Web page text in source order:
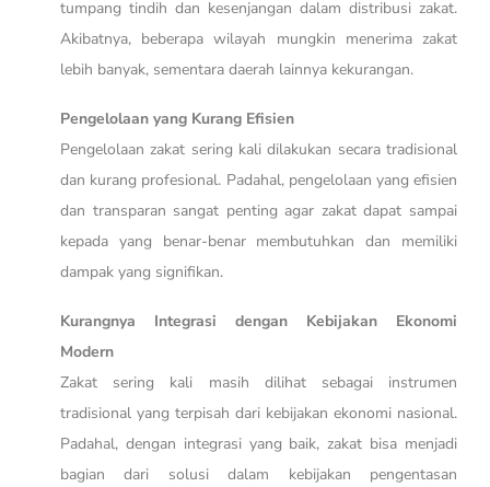
tumpang tindih dan kesenjangan dalam distribusi zakat.
Akibatnya, beberapa wilayah mungkin menerima zakat
lebih banyak, sementara daerah lainnya kekurangan.
Pengelolaan yang Kurang Efisien
Pengelolaan zakat sering kali dilakukan secara tradisional
dan kurang profesional. Padahal, pengelolaan yang efisien
dan transparan sangat penting agar zakat dapat sampai
kepada yang benar-benar membutuhkan dan memiliki
dampak yang signifikan.
Kurangnya Integrasi dengan Kebijakan Ekonomi
Modern
Zakat sering kali masih dilihat sebagai instrumen
tradisional yang terpisah dari kebijakan ekonomi nasional.
Padahal, dengan integrasi yang baik, zakat bisa menjadi
bagian dari solusi dalam kebijakan pengentasan